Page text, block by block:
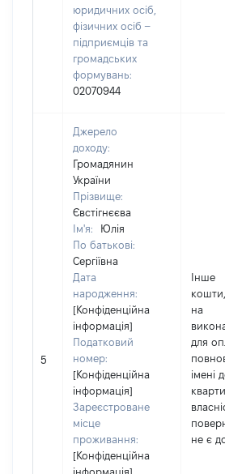
юридичних осіб,
фізичних осіб –
підприємців та
громадських
формувань:
02070944
5
Джерело
доходу:
Громадянин
України
Прізвище:
Євстігнєєва
Ім'я:
Юлія
По батькові:
Сергіївна
Дата
народження:
[Конфіденційна
інформація]
Податковий
номер:
[Конфіденційна
інформація]
Зареєстроване
місце
проживання:
[Конфіденційна
інформація]
Інше
на
для
імені
не є